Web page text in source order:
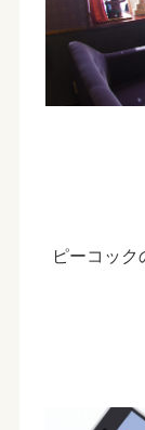
ピーコッ